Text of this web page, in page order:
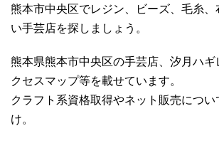
熊本市中央区でレジン、ビーズ、毛糸
い手芸店を探しましょう。
熊本県熊本市中央区の手芸店、汐月ハギ
クセスマップ等を載せています。
クラフト系資格取得やネット販売につ
け。